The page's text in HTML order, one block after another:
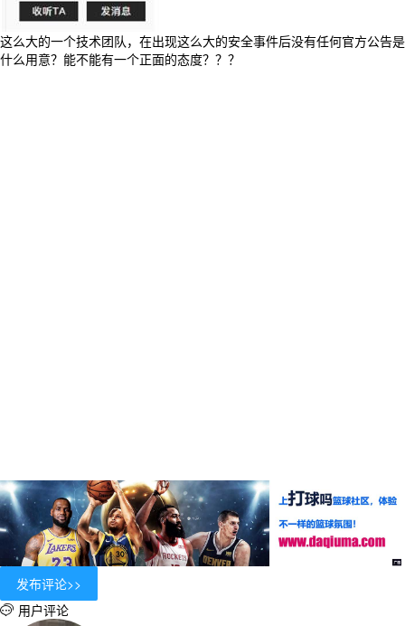
这么大的一个技术团队，在出现这么大的安全事件后没有任何官方公告是
什么用意？能不能有一个正面的态度？？？
 用户评论